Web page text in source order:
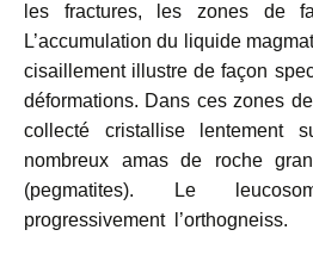
les fractures, les zones de
L’accumulation du liquide
cisaillement illustre de façon
déformations. Dans ces zones
collecté cristallise lentement
nombreux amas de roche
(pegmatites). Le
progressivement l’orthogneiss.